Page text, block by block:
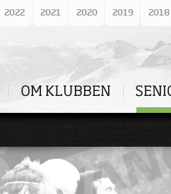
2022 2021 2020 2019 2018